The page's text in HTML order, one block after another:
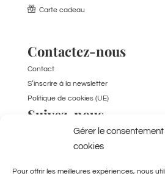
Gérer le
cookies
Pour offrir les meilleures expériences, nous
Carte cadeau
Contactez-nous
Contact
S’inscrire à la newsletter
Politique de cookies (UE)
Suivez-nous
TikTok